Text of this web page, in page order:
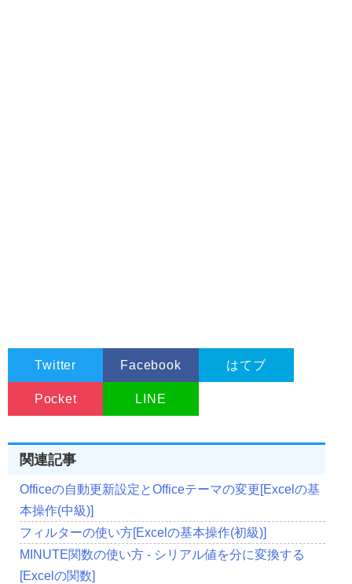
Twitter Facebook はてブ
Pocket LINE
関連記事
Officeの自動更新設定とOfficeテーマの変更[Excelの基
本操作(中級)]
フィルターの使い方[Excelの基本操作(初級)]
MINUTE関数の使い方 - シリアル値を分に変換する
[Excelの関数]